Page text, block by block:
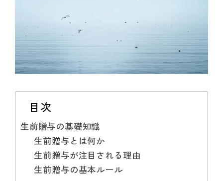
目次
生前贈与の基礎知識
生前贈与とは何か
生前贈与が注目される理由
生前贈与の基本ルール